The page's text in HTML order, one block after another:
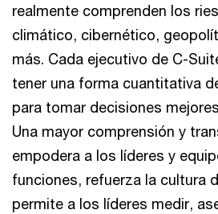
realmente comprenden los
climático, cibernético,
más. Cada ejecutivo de C-
tener una forma cuantitativa
para tomar decisiones
Una mayor comprensión y
empodera a los líderes y
funciones, refuerza la cultura
permite a los líderes medir,